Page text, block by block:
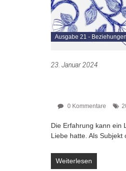
Ausgabe 21 - Beziehungen
23. Januar 2024
0 Kommentare
Die Erfahrung kann ein
Liebe hatte. Als Subjekt
Weiterlesen